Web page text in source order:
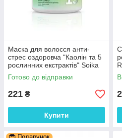
Маска для волосся анти-
стрес оздоровча "Каолін та 5
рослинних екстрактів" Soika
300 мл
Готово до відправки
221 ₴
Купити